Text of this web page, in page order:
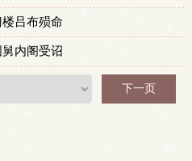
吕布殒命
内阁受诏
下一页